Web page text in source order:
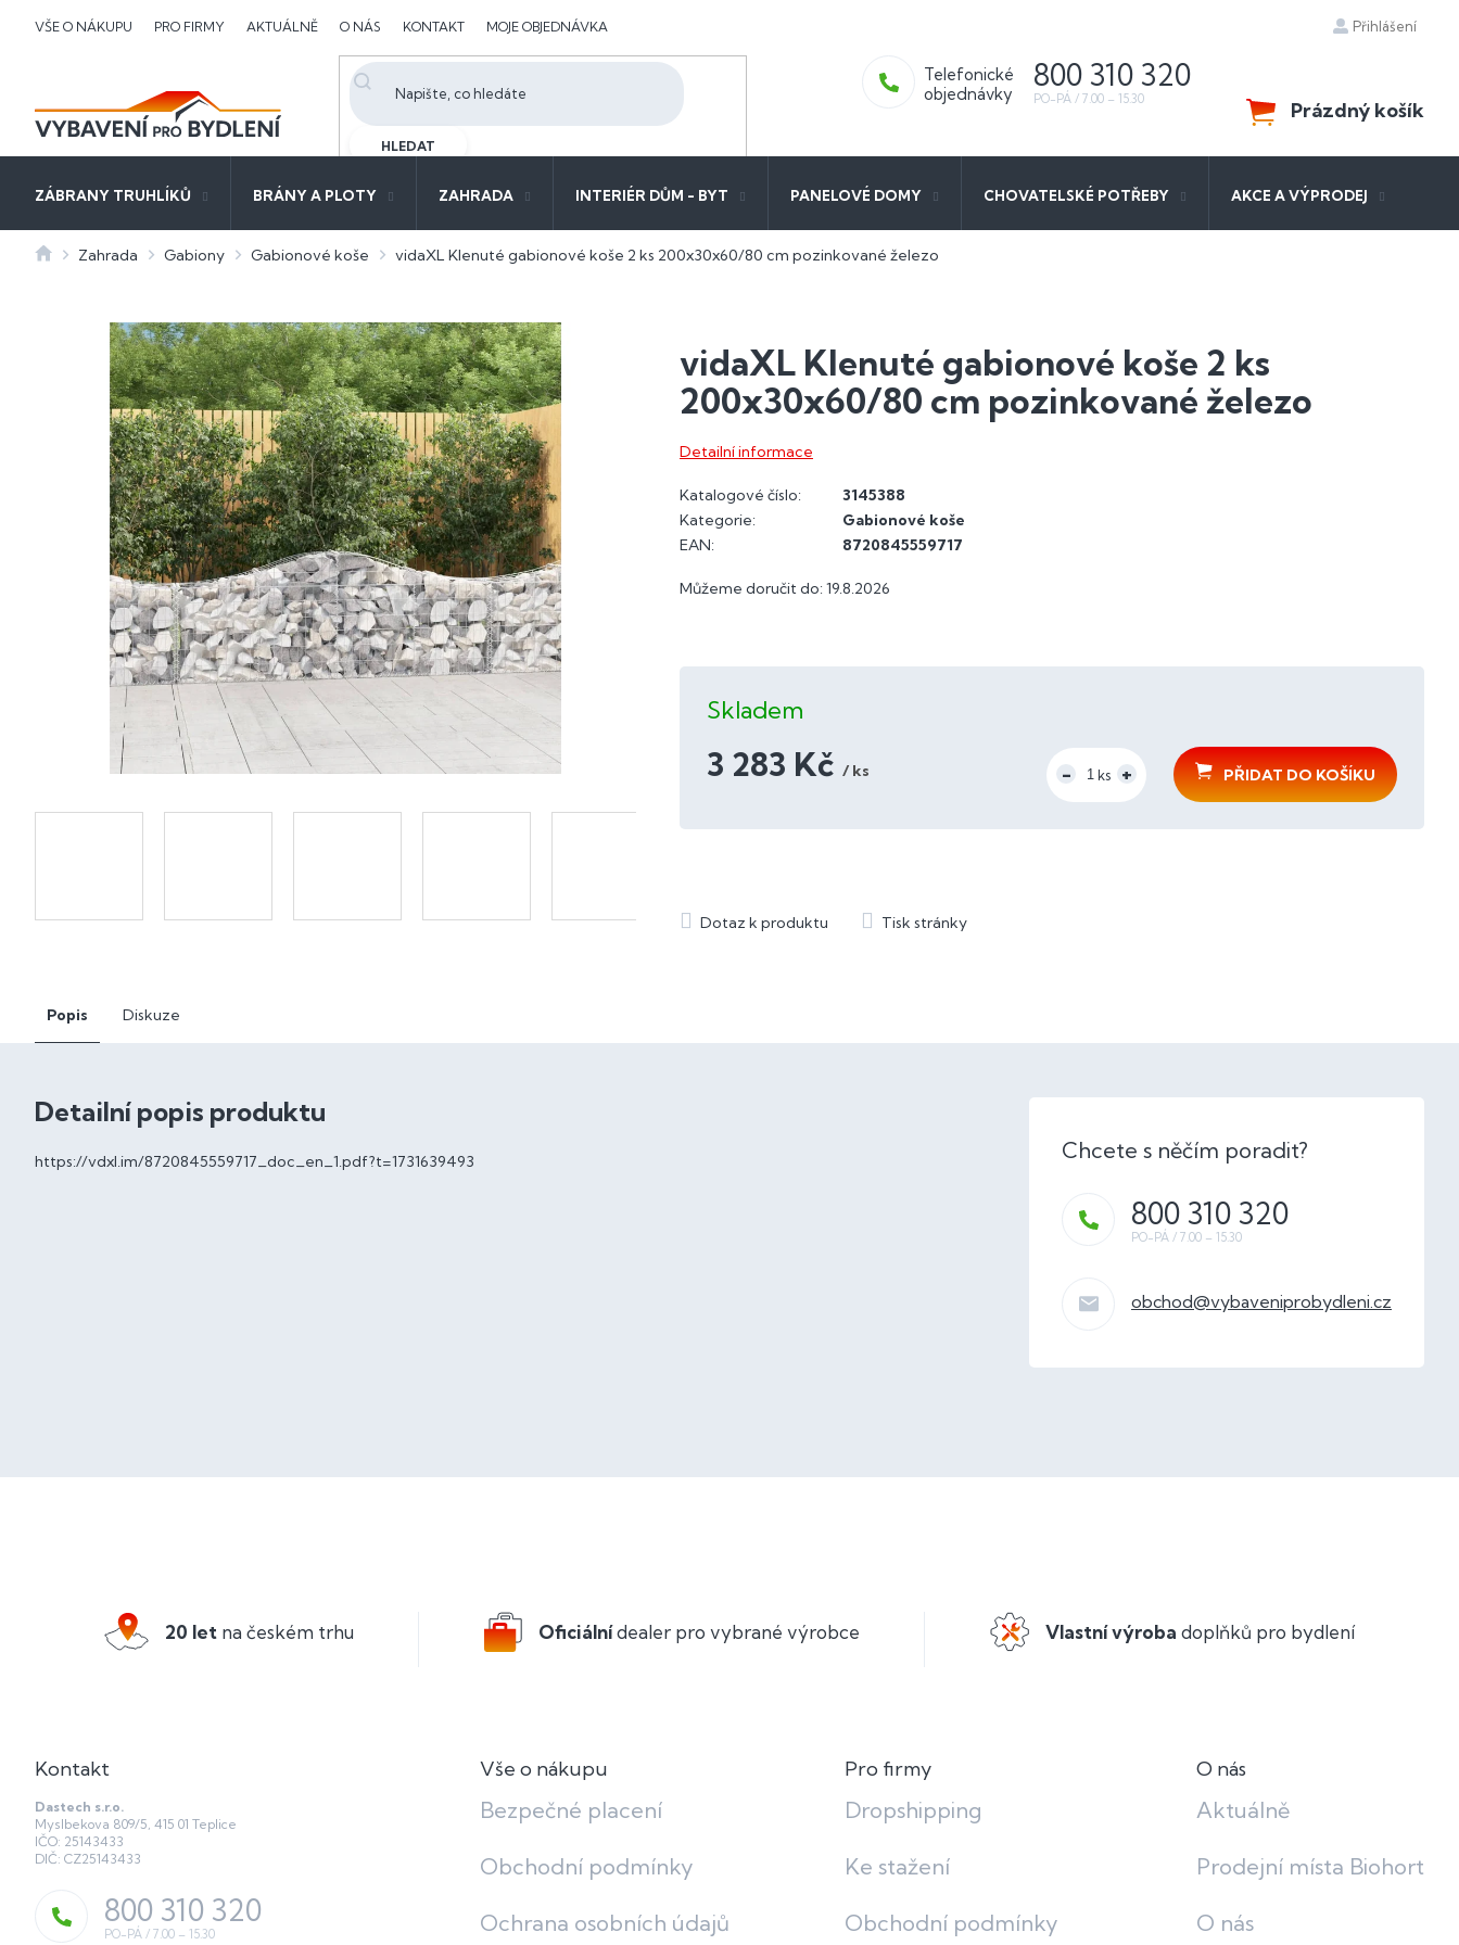
VŠE O NÁKUPU PRO FIRMY AKTUÁLNĚ O NÁS KONTAKT MOJE OBJEDNÁVKA Přihlášení
HLEDAT
800 310 320
NÁKUPNÍ
KOŠÍK
Prázdný košík
ZÁBRANY TRUHLÍKŮ BRÁNY A PLOTY ZAHRADA INTERIÉR DŮM - BYT PANELOVÉ DOMY CHOVATELSKÉ POTŘEBY AKCE A VÝPRODEJ
DomůZahrada Gabiony Gabionové koše vidaXL Klenuté gabionové koše 2 ks 200x30x60/80 cm pozinkované železo
vidaXL Klenuté gabionové koše 2 ks
200x30x60/80 cm pozinkované železo
Můžeme doručit do: 19.8.2026
Skladem
3 283 Kč / ks
PŘIDAT DO KOŠÍKU
Detailní informace
Katalogové číslo:
3145388
Kategorie:
Gabionové koše
EAN: 8720845559717
Popis Diskuze
Detailní popis produktu
https://vdxl.im/8720845559717_doc_en_1.pdf?t=1731639493
obchod@vybaveniprobydleni.cz
800 310 320
20 let na českém trhu Oficiálnídealer pro vybrané výrobce Vlastní výroba doplňků pro bydlení
Kontakt
Dastech s.r.o.
Myslbekova 809/5, 415 01 Teplice
IČO: 25143433
DIČ: CZ25143433
800 310 320
Vše o nákupu
Bezpečné placení
Obchodní podmínky
Ochrana osobních údajů
Pro firmy
Dropshipping
Ke stažení
Obchodní podmínky
O nás
Aktuálně
Prodejní místa Biohort
O nás